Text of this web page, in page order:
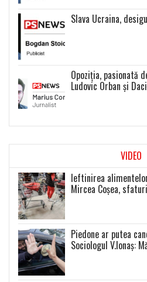
Slava Ucraina,
Opoziția, pasionată
Ludovic Orban și
VIDEO
Ieftinirea
Mircea Coșea,
Piedone ar putea
Sociologul V.Ionaș: